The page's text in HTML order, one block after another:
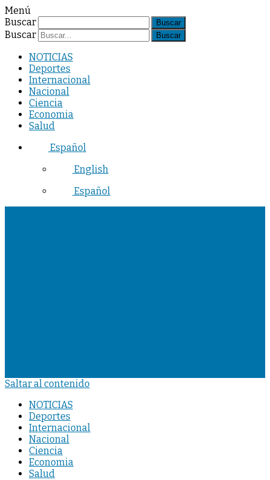
Menú
Buscar
Buscar
NOTICIAS
Deportes
Internacional
Nacional
Ciencia
Economia
Salud
Español
English
Español
Saltar al contenido
NOTICIAS
Deportes
Internacional
Nacional
Ciencia
Economia
Salud